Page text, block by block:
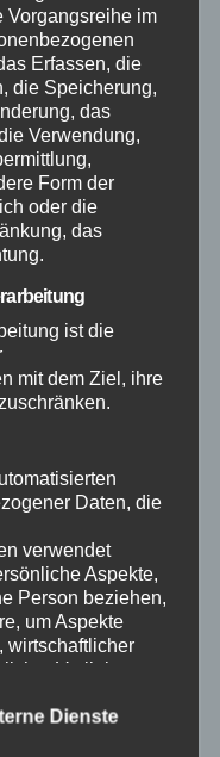
Vorgangsreihe im
Erfassen, die
die Speicherung,
das
Verwendung,
Form der
oder die
das
ist die
mit dem Ziel, ihre
Daten, die
verwendet
Aspekte,
Person beziehen,
um Aspekte
wirtschaftlicher
Vorlieben,
dieser
Dienste